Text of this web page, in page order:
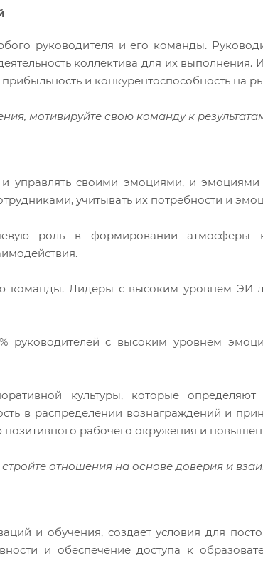
руководителя и его команды.
коллектива для их
и конкурентоспособность на
мотивируйте свою команду к
управлять своими эмоциями, и
учитывать их потребности и
роль в формировании атмосферы
команды. Лидеры с высоким уровнем ЭИ
руководителей с высоким уровнем
культуры, которые
в распределении вознаграждений и
рабочего окружения и
отношения на основе доверия и
и обучения, создает условия для
и обеспечение доступа к